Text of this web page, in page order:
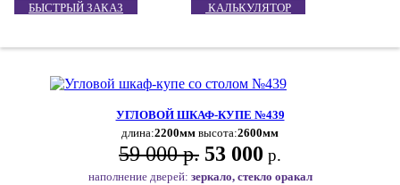
БЫСТРЫЙ ЗАКАЗ КАЛЬКУЛЯТОР
УГЛОВОЙ ШКАФ-КУПЕ №439
длина:2200мм высота:2600мм
59 000 р. 53 000 р.
наполнение дверей: зеркало, стекло оракал